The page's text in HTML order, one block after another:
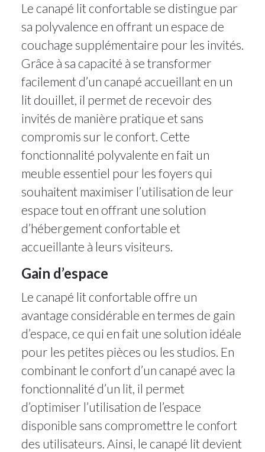
Le canapé lit confortable se distingue par
sa polyvalence en offrant un espace de
couchage supplémentaire pour les invités.
Grâce à sa capacité à se transformer
facilement d’un canapé accueillant en un
lit douillet, il permet de recevoir des
invités de manière pratique et sans
compromis sur le confort. Cette
fonctionnalité polyvalente en fait un
meuble essentiel pour les foyers qui
souhaitent maximiser l’utilisation de leur
espace tout en offrant une solution
d’hébergement confortable et
accueillante à leurs visiteurs.
Gain d’espace
Le canapé lit confortable offre un
avantage considérable en termes de gain
d’espace, ce qui en fait une solution idéale
pour les petites pièces ou les studios. En
combinant le confort d’un canapé avec la
fonctionnalité d’un lit, il permet
d’optimiser l’utilisation de l’espace
disponible sans compromettre le confort
des utilisateurs. Ainsi, le canapé lit devient